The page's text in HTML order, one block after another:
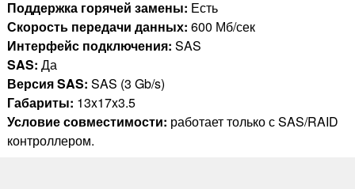
Поддержка горячей замены: Есть
Скорость передачи данных: 600 Мб/сек
Интерфейс подключения: SAS
SAS: Да
Версия SAS: SAS (3 Gb/s)
Габариты: 13x17x3.5
Условие совместимости: работает только с SAS/RAID
контроллером.